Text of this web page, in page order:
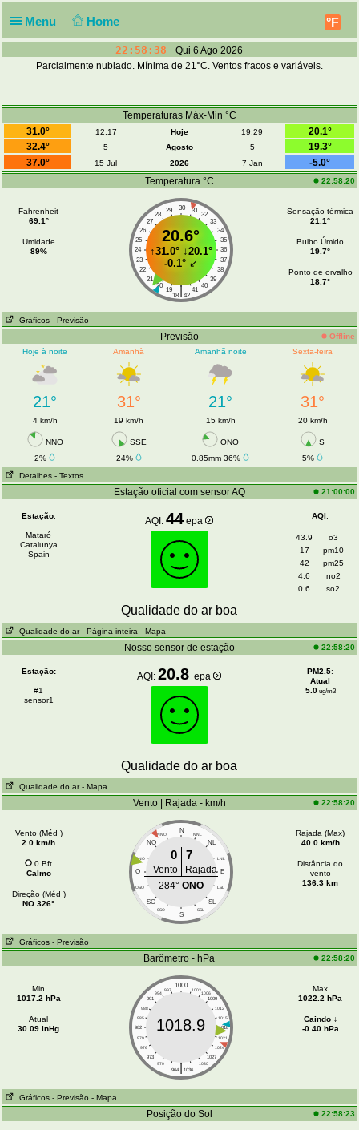
Menu Home °F
22:58:38
Qui 6 Ago 2026
Parcialmente nublado. Mínima de 21°C. Ventos fracos e variáveis.
Temperaturas Máx-Min °C
31.0°
12:17 Hoje 19:29
20.1°
32.4°
5 Agosto 5
19.3°
37.0°
15 Jul 2026 7 Jan
-5.0°
Temperatura °C
22:58:20
Fahrenheit
69.1°
Umidade
89%
30
29 31
28
32
27
33
26
34
25
35
24
36
23
37
22
38
21
39
20
40
19 41
|
18 42
20.6°
↑31.0°↓20.1°
-0.1°↙
Sensação térmica
21.1°
Bulbo Úmido
19.7°
Ponto de orvalho
18.7°
Gráficos - Previsão
Previsão
Offline
Hoje à noite
Amanhã Amanhã noite Sexta-feira
21° 31° 21° 31°
4 km/h 19 km/h 15 km/h 20 km/h
NNO SSE ONO
S
2%
24% 0.85mm 36%
5%
Detalhes - Textos
Estação oficial com sensor AQ 21:00:00
Estação:
Mataró
Catalunya
Spain
AQI:44 epa AQI:
43.9
o3
17
pm10
42
pm25
4.6
no2
0.6
so2
Qualidade do ar boa
Qualidade do ar - Página inteira - Mapa
Nosso sensor de estação 22:58:20
Estação:
#1
sensor1
AQI:20.8epa PM2.5:
Atual
5.0ug/m3
Qualidade do ar boa
Qualidade do ar - Mapa
Vento | Rajada - km/h 22:58:20
Vento (Méd )
2.0 km/h
0 Bft
Calmo
Direção (Méd )
NO 326°
N
NNO NNL
NO NL
ONO LNL
O E
OSO LSL
SO SL
SSO SSL
S
0 7
Vento
Rajada
284° ONO
Rajada (Max)
40.0 km/h
Distância do
vento
136.3 km
Gráficos - Previsão
Barômetro - hPa 22:58:20
Min
1017.2 hPa
Atual
30.09 inHg
1000
997 1003
994
1006
991
1009
988
1012
985
1015
982
1018
979
1021
976
1024
973
1027
970
1030
|
964 1036
1018.9
Max
1022.2 hPa
Caindo ↓
-0.40 hPa
Gráficos - Previsão - Mapa
Posição do Sol 22:58:23